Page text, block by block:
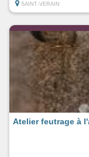
SAINT-VERAIN
Atelier feutrage à